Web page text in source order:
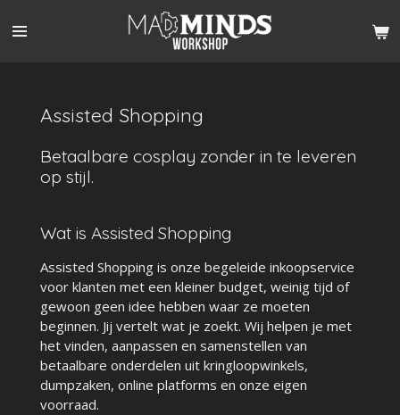
direct
Assisted Shopping
Betaalbare cosplay zonder in te leveren
op stijl.
Wat is Assisted Shopping
Assisted Shopping is onze begeleide inkoopservice
voor klanten met een kleiner budget, weinig tijd of
gewoon geen idee hebben waar ze moeten
beginnen. Jij vertelt wat je zoekt. Wij helpen je met
het vinden, aanpassen en samenstellen van
betaalbare onderdelen uit kringloopwinkels,
dumpzaken, online platforms en onze eigen
voorraad.